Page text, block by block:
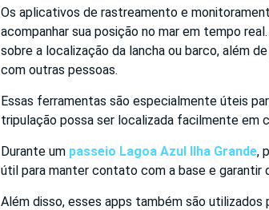
Os aplicativos de rastreamento e
acompanhar sua posição no mar em tempo
sobre a localização da lancha ou barco, além
com outras pessoas.
Essas ferramentas são especialmente úteis
tripulação possa ser localizada facilmente em
Durante um passeio Lagoa Azul Ilha Grande,
útil para manter contato com a base e
Além disso, esses apps também são